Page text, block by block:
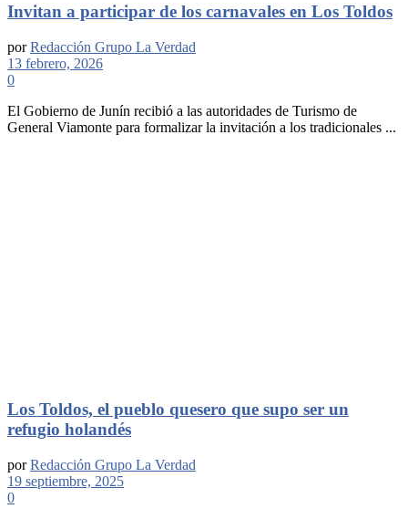
Invitan a participar de los carnavales en Los Toldos
por Redacción Grupo La Verdad
13 febrero, 2026
0
El Gobierno de Junín recibió a las autoridades de Turismo de
General Viamonte para formalizar la invitación a los tradicionales ...
Los Toldos, el pueblo quesero que supo ser un
refugio holandés
por Redacción Grupo La Verdad
19 septiembre, 2025
0